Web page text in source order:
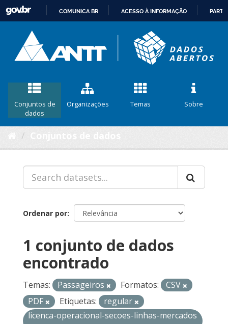
CONTEÚDO
COMUNICA BR ACESSO À INFORMAÇÃO
Conjuntos de
dados
Organizações Temas Sobre
Ordenar por
1 conjunto de dados
encontrado
Temas: Passageiros Formatos:
CSV
PDF
Etiquetas:
regular
licenca-operacional-secoes-linhas-mercados